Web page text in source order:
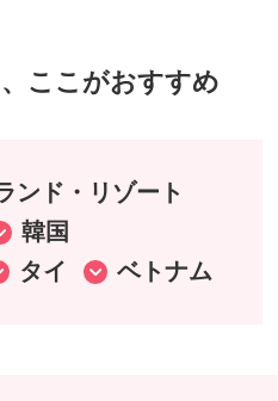
ここがおすすめ
ンド・リゾート
韓国
タイ ベトナム